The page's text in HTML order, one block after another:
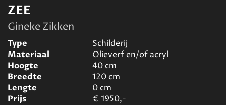
ZEE
Gineke Zikken
Type
Schilderij
Materiaal
Olieverf en/of acryl
Hoogte
40cm
Breedte
120cm
Lengte
0cm
Prijs
€ 1950,-